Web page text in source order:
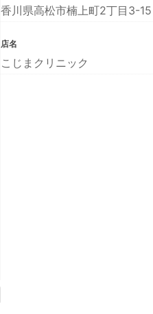
香川県高松市楠上町2丁目3-15
店名
こじまクリニック